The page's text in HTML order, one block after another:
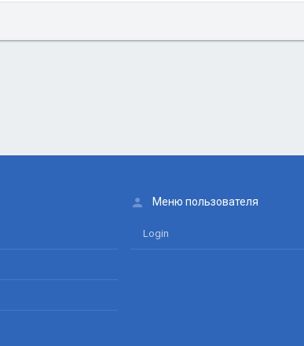
Меню пользователя
Login